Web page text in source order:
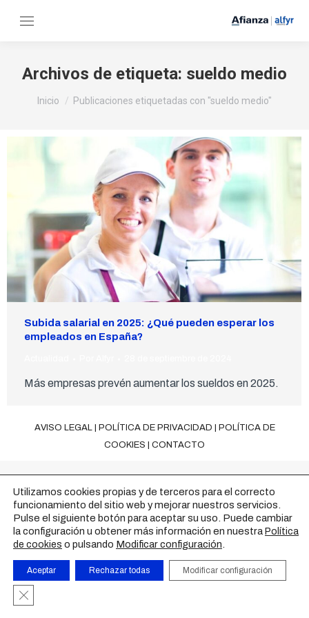
Archivos de etiqueta: sueldo medio
Estás aquí:
Inicio Publicaciones etiquetadas con "sueldo medio"
Subida salarial en 2025: ¿Qué pueden esperar los
empleados en España?
Más empresas prevén aumentar los sueldos en 2025.
AVISO LEGAL| POLÍTICA DE PRIVACIDAD
POLÍTICA DE
COOKIES
CONTACTO
Utilizamos cookies propias y de terceros para el correcto
funcionamiento del sitio web y mejorar nuestros servicios.
Pulse el siguiente botón para aceptar su uso. Puede cambiar
la configuración u obtener más información en nuestra Política
de cookies o pulsando Modificar configuración
Aceptar Rechazar todas Modificar configuración
Cerrar el banner de cookies RGPD